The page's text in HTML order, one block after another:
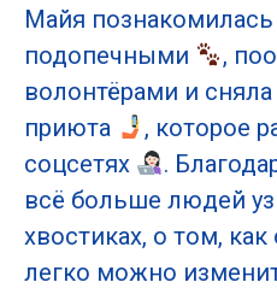
Майя
подопечными
,
волонтёрами и
приюта
, которое
соцсетях
.
всё больше людей
хвостиках, о том,
легко можно